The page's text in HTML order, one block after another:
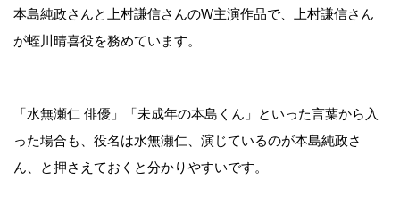
本島純政さんと上村謙信さんのW主演作品で、上村謙信さん
が蛭川晴喜役を務めています。
「水無瀬仁 俳優」「未成年の本島くん」といった言葉から入
った場合も、役名は水無瀬仁、演じているのが本島純政さ
ん、と押さえておくと分かりやすいです。